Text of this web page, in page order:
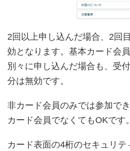
2回以上申し込んだ場合、2回
効となります。基本カード会
別々に申し込んだ場合も、受
分は無効です。
非カード会員のみでは参加で
カード会員でなくてもOKです。
カード表面の4桁のセキュリ